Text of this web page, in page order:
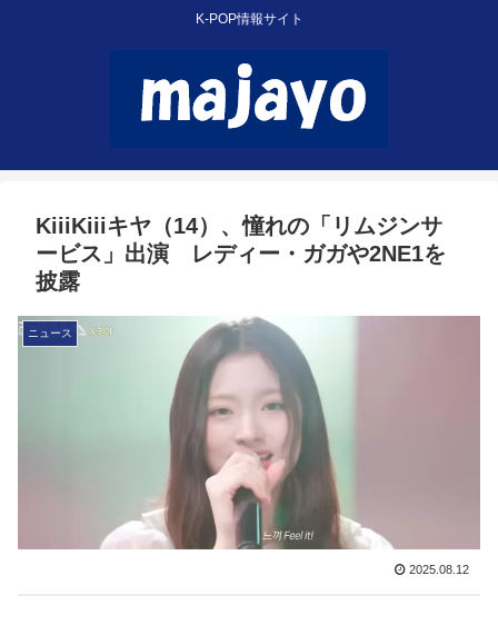
K-POP情報サイト
KiiiKiiiキヤ（14）、憧れの「リムジンサ
ービス」出演 レディー・ガガや2NE1を
披露
ニュース
2025.08.12